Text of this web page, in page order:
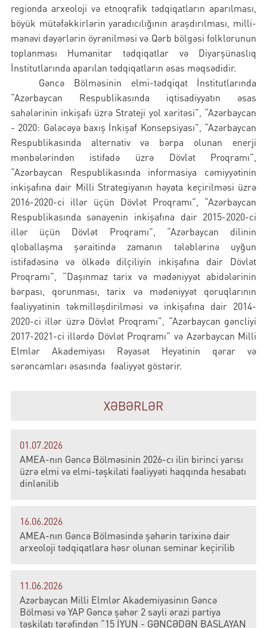
regionda arxeoloji və etnoqrafik tədqiqatların aparılması,
böyük mütəfəkkirlərin yaradıcılığının araşdırılması, milli-
mənəvi dəyərlərin öyrənilməsi və Qərb bölgəsi folklorunun
toplanması Humanitar tədqiqatlar və Diyarşünaslıq
İnstitutlarında aparılan tədqiqatların əsas məqsədidir.
Gəncə Bölməsinin elmi-tədqiqat İnstitutlarında
“Azərbaycan Respublikasında iqtisadiyyatın əsas
sahələrinin inkişafı üzrə Strateji yol xəritəsi”, “Azərbaycan
- 2020: Gələcəyə baxış İnkişaf Konsepsiyası”, “Azərbaycan
Respublikasında alternativ və bərpa olunan enerji
mənbələrindən istifadə üzrə Dövlət Proqramı”,
“Azərbaycan Respublikasında informasiya cəmiyyətinin
inkişafına dair Milli Strategiyanın həyata keçirilməsi üzrə
2016-2020-ci illər üçün Dövlət Proqramı”, “Azərbaycan
Respublikasında sənayenin inkişafına dair 2015-2020-ci
illər üçün Dövlət Proqramı”, “Azərbaycan dilinin
qloballaşma şəraitində zamanın tələblərinə uyğun
istifadəsinə və ölkədə dilçiliyin inkişafına dair Dövlət
Proqramı”, “Daşınmaz tarix və mədəniyyət abidələrinin
bərpası, qorunması, tarix və mədəniyyət qoruqlarının
fəaliyyətinin təkmilləşdirilməsi və inkişafına dair 2014-
2020-ci illər üzrə Dövlət Proqramı”, “Azərbaycan gəncliyi
2017-2021-ci illərdə Dövlət Proqramı” və Azərbaycan Milli
Elmlər Akademiyası Rəyasət Heyətinin qərar və
sərəncamları əsasında fəaliyyət göstərir.
XƏBƏRLƏR
01.07.2026
AMEA-nın Gəncə Bölməsinin 2026-cı ilin birinci yarısı
üzrə elmi və elmi-təşkilati fəaliyyəti haqqında hesabatı
dinlənilib
16.06.2026
AMEA-nın Gəncə Bölməsində şəhərin tarixinə dair
arxeoloji tədqiqatlara həsr olunan seminar keçirilib
11.06.2026
Azərbaycan Milli Elmlər Akademiyasinın Gəncə
Bölməsi və YAP Gəncə şəhər 2 sayli ərazi partiya
təşkilatı tərəfindən “15 İYUN - GƏNCƏDƏN BAŞLAYAN